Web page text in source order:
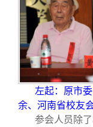
左起：原市
余、河南省校友
参会人员除